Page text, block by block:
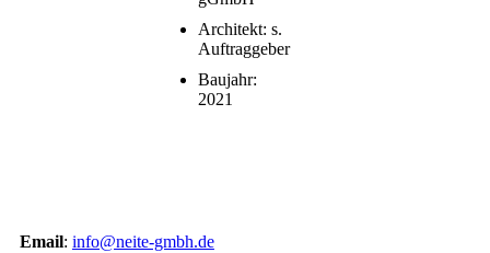
Architekt: s.
Auftraggeber
Baujahr:
2021
Email: info@neite-gmbh.de